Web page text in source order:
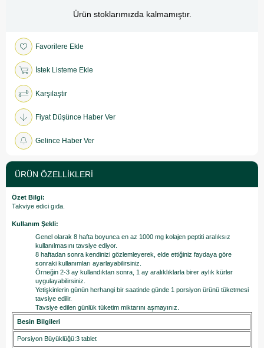
Ürün stoklarımızda kalmamıştır.
Favorilere Ekle
İstek Listeme Ekle
Karşılaştır
Fiyat Düşünce Haber Ver
Gelince Haber Ver
ÜRÜN ÖZELLIKLERI
Özet Bilgi:
Takviye edici gıda.
Kullanım Şekli:
Genel olarak 8 hafta boyunca en az 1000 mg kolajen peptiti aralıksız
kullanılmasını tavsiye ediyor.
8 haftadan sonra kendinizi gözlemleyerek, elde ettiğiniz faydaya göre
sonraki kullanımları ayarlayabilirsiniz.
Örneğin 2-3 ay kullandıktan sonra, 1 ay aralıklıklarla birer aylık kürler
uygulayabilirsiniz.
Yetişkinlerin günün herhangi bir saatinde günde 1 porsiyon ürünü tüketmesi
tavsiye edilir.
​Tavsiye edilen günlük tüketim miktarını aşmayınız.
Besin Bilgileri
Porsiyon Büyüklüğü:3 tablet